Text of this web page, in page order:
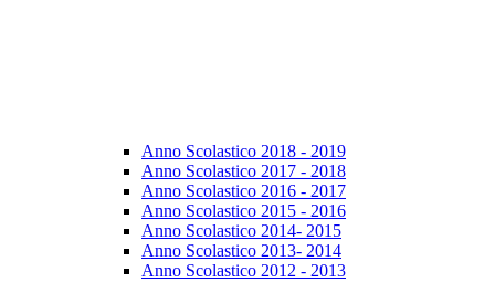
Anno Scolastico 2018 - 2019
Anno Scolastico 2017 - 2018
Anno Scolastico 2016 - 2017
Anno Scolastico 2015 - 2016
Anno Scolastico 2014- 2015
Anno Scolastico 2013- 2014
Anno Scolastico 2012 - 2013